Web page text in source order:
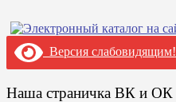
Версия слабовидящим!
Наша страничка ВК и ОК